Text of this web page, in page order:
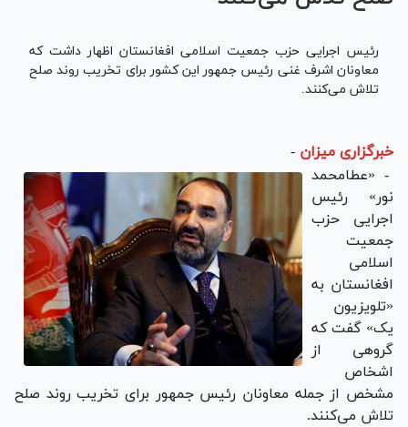
رئیس اجرایی حزب جمعیت اسلامی افغانستان اظهار داشت که
معاونان اشرف غنی رئیس جمهور این کشور برای تخریب روند صلح
تلاش می‌کنند.
خبرگزاری میزان -
- «عطامحمد
نور» رئیس
اجرایی حزب
جمعیت
اسلامی
افغانستان به
«تلویزیون
یک» گفت که
گروهی از
اشخاص
مشخص از جمله معاونان رئیس جمهور برای تخریب روند صلح
تلاش می‌کنند.